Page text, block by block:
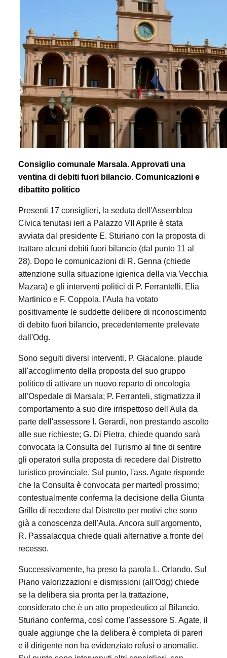
Consiglio comunale Marsala. Approvati una
ventina di debiti fuori bilancio. Comunicazioni e
dibattito politico
Presenti 17 consiglieri, la seduta dell'Assemblea
Civica tenutasi ieri a Palazzo VII Aprile è stata
avviata dal presidente E. Sturiano con la proposta di
trattare alcuni debiti fuori bilancio (dal punto 11 al
28). Dopo le comunicazioni di R. Genna (chiede
attenzione sulla situazione igienica della via Vecchia
Mazara) e gli interventi politici di P. Ferrantelli, Elia
Martinico e F. Coppola, l'Aula ha votato
positivamente le suddette delibere di riconoscimento
di debito fuori bilancio, precedentemente prelevate
dall'Odg.
Sono seguiti diversi interventi. P. Giacalone, plaude
all'accoglimento della proposta del suo gruppo
politico di attivare un nuovo reparto di oncologia
all'Ospedale di Marsala; P. Ferranteli, stigmatizza il
comportamento a suo dire irrispettoso dell'Aula da
parte dell'assessore I. Gerardi, non prestando ascolto
alle sue richieste; G. Di Pietra, chiede quando sarà
convocata la Consulta del Turismo al fine di sentire
gli operatori sulla proposta di recedere dal Distretto
turistico provinciale. Sul punto, l'ass. Agate risponde
che la Consulta è convocata per martedì prossimo;
contestualmente conferma la decisione della Giunta
Grillo di recedere dal Distretto per motivi che sono
già a conoscenza dell'Aula. Ancora sull'argomento,
R. Passalacqua chiede quali alternative a fronte del
recesso.
Successivamente, ha preso la parola L. Orlando. Sul
Piano valorizzazioni e dismissioni (all'Odg) chiede
se la delibera sia pronta per la trattazione,
considerato che è un atto propedeutico al Bilancio.
Sturiano conferma, così come l'assessore S. Agate, il
quale aggiunge che la delibera è completa di pareri
e il dirigente non ha evidenziato refusi o anomalie.